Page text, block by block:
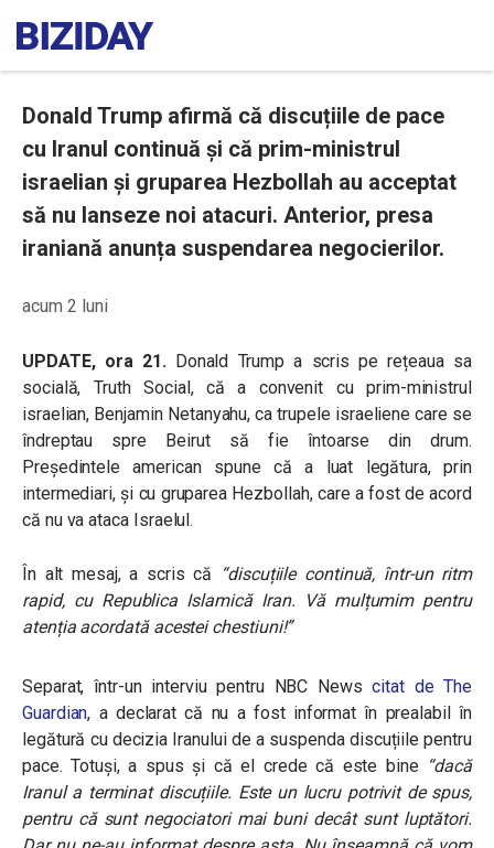
Donald Trump afirmă că discuțiile de pace
cu Iranul continuă și că prim-ministrul
israelian și gruparea Hezbollah au acceptat
să nu lanseze noi atacuri. Anterior, presa
iraniană anunța suspendarea negocierilor.
acum 2 luni
UPDATE, ora 21.Donald Trump a scris pe rețeaua sa
socială, Truth Social, că a convenit cu prim-ministrul
israelian, Benjamin Netanyahu, ca trupele israeliene care se
îndreptau spre Beirut să fie întoarse din drum.
Președintele american spune că a luat legătura, prin
intermediari, și cu gruparea Hezbollah, care a fost de acord
că nu va ataca Israelul.
În alt mesaj, a scris că “discuțiile continuă, într-un ritm
rapid, cu Republica Islamică Iran. Vă mulțumim pentru
atenția acordată acestei chestiuni!”
Separat, într-un interviu pentru NBC Newscitat de The
Guardian, a declarat că nu a fost informat în prealabil în
legătură cu decizia Iranului de a suspenda discuțiile pentru
pace. Totuși, a spus și că el crede că este bine“dacă
Iranul a terminat discuțiile. Este un lucru potrivit de spus,
pentru că sunt negociatori mai buni decât sunt luptători.